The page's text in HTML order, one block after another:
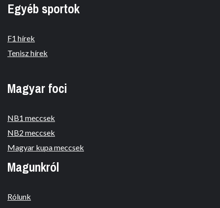
Egyéb sportok
F1 hírek
Tenisz hírek
Magyar foci
NB1 meccsek
NB2 meccsek
Magyar kupa meccsek
Magunkról
Rólunk